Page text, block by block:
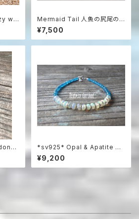
wit
ス
Mermaid Tail 人魚の尻尾の
革紐ハワイアンネックレス マザ
ーオブパール＆シルバー925
¥7,500
セ
*sv925* Opal & Apatite Oc
ean プレシャスオパールとアパ
タイトの総天然石ブレスレット
¥9,200